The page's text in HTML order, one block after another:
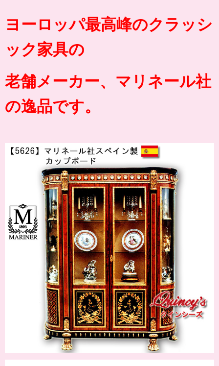
ヨーロッパ最高峰のクラッシ
ック家具の
老舗メーカー、マリネール社
の逸品です。